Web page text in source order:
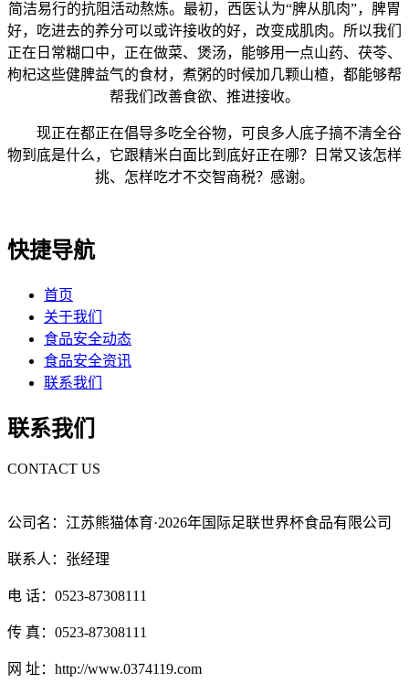
简洁易行的抗阻活动熬炼。最初，西医认为“脾从肌肉”，脾胃
好，吃进去的养分可以或许接收的好，改变成肌肉。所以我们
正在日常糊口中，正在做菜、煲汤，能够用一点山药、茯苓、
枸杞这些健脾益气的食材，煮粥的时候加几颗山楂，都能够帮
帮我们改善食欲、推进接收。
现正在都正在倡导多吃全谷物，可良多人底子搞不清全谷
物到底是什么，它跟精米白面比到底好正在哪？日常又该怎样
挑、怎样吃才不交智商税？感谢。
快捷导航
首页
关于我们
食品安全动态
食品安全资讯
联系我们
联系我们
CONTACT US
公司名：江苏熊猫体育·2026年国际足联世界杯食品有限公司
联系人：张经理
电 话：0523-87308111
传 真：0523-87308111
网 址：http://www.0374119.com